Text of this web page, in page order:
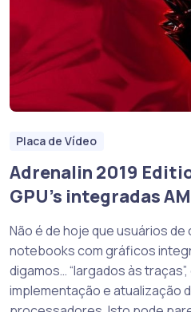
Placa de Vídeo
Adrenalin 2019
GPU’s integradas
Não é de hoje que usuários
notebooks com gráficos
digamos… “largados às
implementação e atualização